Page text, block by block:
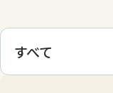
店舗一覧